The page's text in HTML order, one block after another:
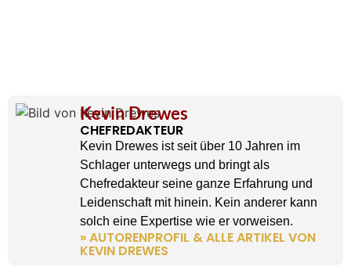
Kevin Drewes
CHEFREDAKTEUR
Kevin Drewes ist seit über 10 Jahren im
Schlager unterwegs und bringt als
Chefredakteur seine ganze Erfahrung und
Leidenschaft mit hinein. Kein anderer kann
solch eine Expertise wie er vorweisen.
» AUTORENPROFIL & ALLE ARTIKEL VON
KEVIN DREWES